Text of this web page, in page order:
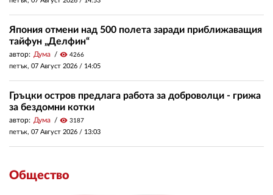
Япония отмени над 500 полета заради приближаващия
тайфун „Делфин“
автор: Дума visibility 4266
петък, 07 Август 2026 / 14:05
Гръцки остров предлага работа за доброволци - грижа
за бездомни котки
автор: Дума visibility 3187
петък, 07 Август 2026 / 13:03
Общество